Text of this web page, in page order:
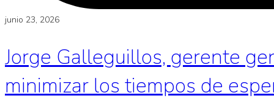
junio 23, 2026
Jorge Galleguillos, gerente
minimizar los tiempos de